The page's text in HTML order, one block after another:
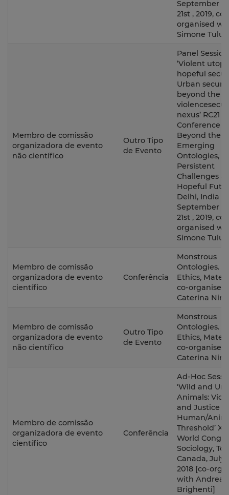
September
21st , 2019, co-
organised
Simone
Membro de comissão
organizadora de evento
não científico
Outro Tipo
de Evento
Panel
‘Violent
hopeful
Urban
beyond the
nexus’ RC21
Conference -
Beyond the
Emerging
Ontologies,
Persistent
Challenges
Hopeful
Delhi, India
September
21st , 2019, co-
organised
Simone
Membro de comissão
organizadora de evento
científico
Conferência
Monstrous
Ontologies.
Ethics,
co-
Caterina
Membro de comissão
organizadora de evento
não científico
Outro Tipo
de Evento
Monstrous
Ontologies.
Ethics,
co-
Caterina
Membro de comissão
organizadora de evento
científico
Conferência
Ad-Hoc
‘Wild and
Animals:
and Justice
Human/
Threshold’
World
Sociology,
Canada, July
2018 [co-
with Andrea
Brighenti]